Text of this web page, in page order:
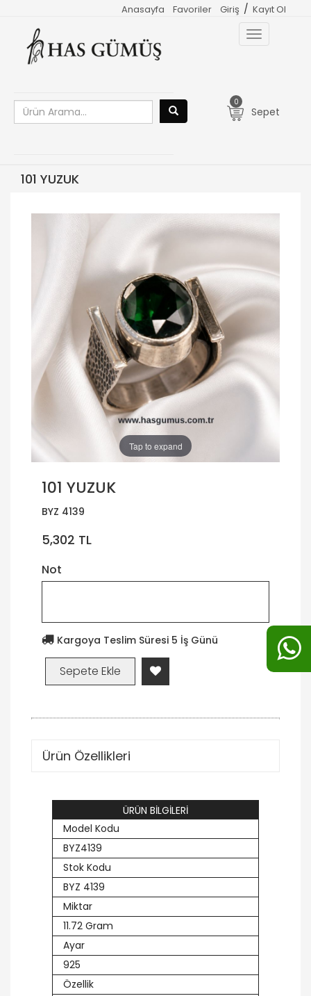
Giriş / Kayıt Ol
Favoriler
Anasayfa
Toggle
navigation
0
Sepet
101 YUZUK
Tap to expand
101 YUZUK
BYZ 4139
5,302 TL
Not
Kargoya Teslim Süresi 5 İş Günü
Ürün Özellikleri
ÜRÜN BİLGİLERİ
Model Kodu
BYZ4139
Stok Kodu
BYZ 4139
Miktar
11.72 Gram
Ayar
925
Özellik